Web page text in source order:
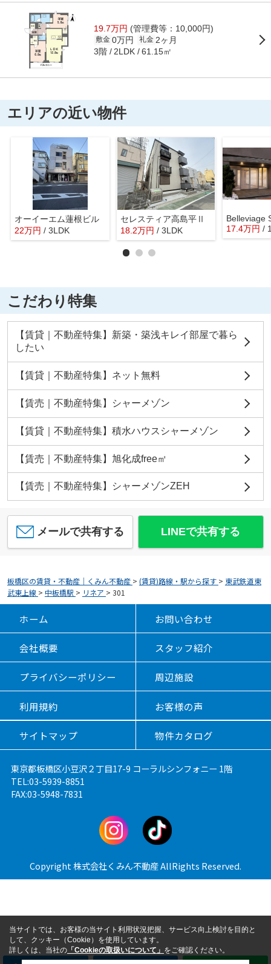
19.7万円 (管理費等：10,000円)
敷金 0万円 礼金 2ヶ月
3階 2LDK 61.15㎡
エリアの近い物件
オーイーエム蓮根ビル
22万円 / 3LDK
セレスティア高島平Ⅱ
18.2万円 / 3LDK
Belleviage
17.4万円 /
こだわり特集
【賃貸｜不動産特集】新築・築浅キレイ部屋で暮ら
したい
【賃貸｜不動産特集】ネット無料
【賃売｜不動産特集】シャーメゾン
【賃貸｜不動産特集】積水ハウスシャーメゾン
【賃売｜不動産特集】旭化成free㎡
【賃売｜不動産特集】シャーメゾンZEH
メールで共有する LINEで共有する
板橋区の賃貸・不動産｜くみん不動産 > (賃貸)路線・駅から探す > 東武鉄道東
武東上線 > 中板橋駅 > リネア > 301
ホーム お問い合わせ
会社概要 スタッフ紹介
プライバシーポリシー 周辺施設
利用規約 お客様の声
サイトマップ 物件カタログ
東京都板橋区小豆沢２丁目17-9 コーラルシンフォニー 1階
TEL:03-5939-8851
FAX:03-5948-7831
Copyright 株式会社くみん不動産 AllRights Reserved.
当サイトでは、お客様の当サイト利用状況把握、サービス向上検討を目的と
して、クッキー（Cookie）を使用しています。
詳しくは、当社の 「Cookieの取扱いについて」 をご確認ください。